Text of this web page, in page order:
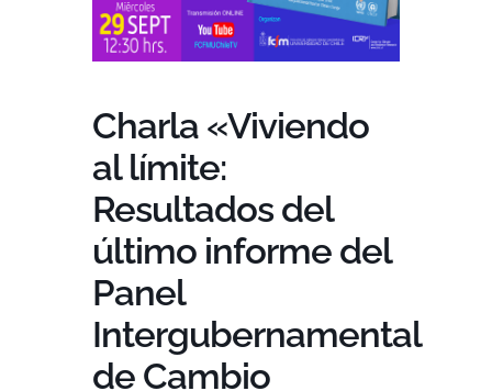
Charla «Viviendo
al límite:
Resultados del
último informe del
Panel
Intergubernamental
de Cambio